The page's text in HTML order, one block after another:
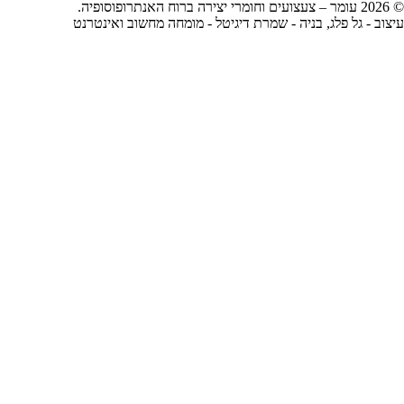
© 2026 עומר – צעצועים וחומרי יצירה ברוח האנתרופוסופיה.
עיצוב - גל פלג, בניה - שמרת דיגיטל - מומחה מחשוב ואינטרנט